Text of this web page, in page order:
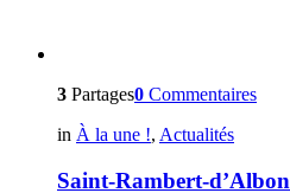
3 Partages0 Commentaires
in À la une !, Actualités
Saint-Rambert-